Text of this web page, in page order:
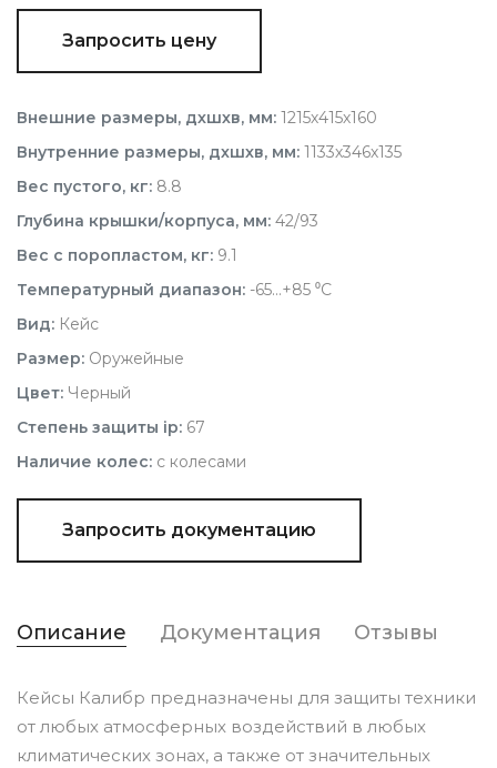
Запросить цену
Внешние размеры, дхшхв, мм: 1215х415х160
Внутренние размеры, дхшхв, мм: 1133х346х135
Вес пустого, кг: 8.8
Глубина крышки/корпуса, мм: 42/93
Вес с поропластом, кг: 9.1
Температурный диапазон: -65...+85 ⁰С
Вид: Кейс
Размер: Оружейные
Цвет: Черный
Степень защиты ip: 67
Наличие колес: с колесами
Запросить документацию
Описание Документация Отзывы
Кейсы Калибр предназначены для защиты техники
от любых атмосферных воздействий в любых
климатических зонах, а также от значительных